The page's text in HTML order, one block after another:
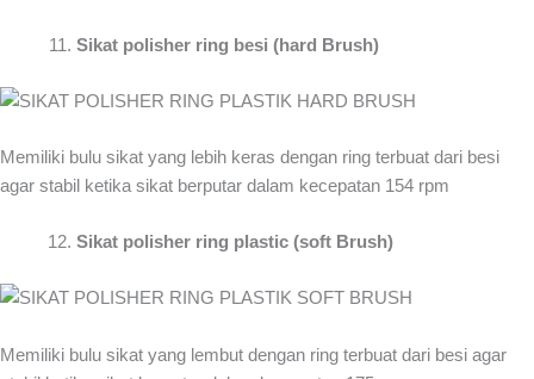
Sikat polisher ring besi (hard Brush)
Memiliki bulu sikat yang lebih keras dengan ring terbuat dari besi
agar stabil ketika sikat berputar dalam kecepatan 154 rpm
Sikat polisher ring plastic (soft Brush)
Memiliki bulu sikat yang lembut dengan ring terbuat dari besi agar